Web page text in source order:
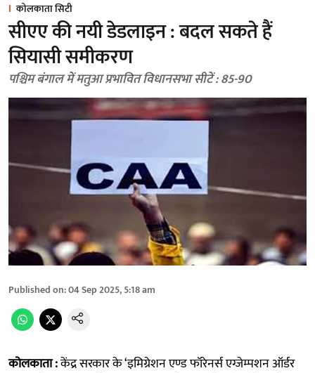
कोलकाता सिटी
सीएए की नयी डेडलाइन : बदल सकते हैं
सियासी समीकरण
पश्चिम बंगाल में मतुआ प्रभावित विधानसभा सीटें : 85-90
Published on:04 Sep 2025, 5:18 am
कोलकाता :केंद्र सरकार के ‘इमिग्रेशन एण्ड फॉरेनर्स एग्जेम्पशन ऑर्डर